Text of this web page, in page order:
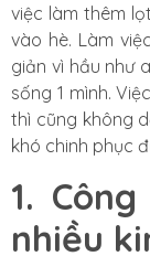
việc làm thêm
vào hè. Làm
giản vì hầu như
sống 1 mình.
thì cũng không
khó chinh phục
1.
nhiều